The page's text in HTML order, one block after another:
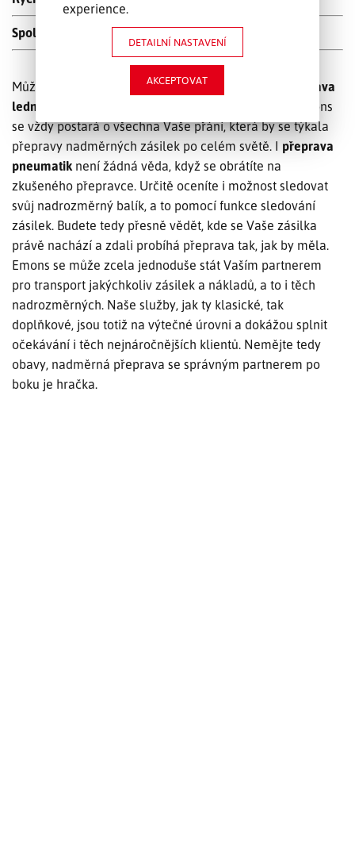
Spolehlivost
Může to být levná přeprava nábytku
přeprava
ledničky
naležato, poradíme si zkrátka s čímkoliv. Emons
se vždy postará o všechna Vaše přání, která by se týkala
přepravy nadměrných zásilek po celém světě. I přeprava
pneumatiknení žádná věda, když se obrátíte na
zkušeného přepravce. Určitě oceníte i možnost sledovat
svůj nadrozměrný balík, a to pomocí funkce sledování
zásilek. Budete tedy přesně vědět, kde se Vaše zásilka
právě nachází a zdali probíhá přeprava tak, jak by měla.
Emons se může zcela jednoduše stát Vaším partnerem
pro transport jakýchkoliv zásilek a nákladů, a to i těch
nadrozměrných. Naše služby, jak ty klasické, tak
doplňkové, jsou totiž na výtečné úrovni a dokážou splnit
očekávání i těch nejnáročnějších klientů. Nemějte tedy
obavy, nadměrná přeprava se správným partnerem po
boku je hračka.
experience.
DETAILNÍ NASTAVENÍ
AKCEPTOVAT